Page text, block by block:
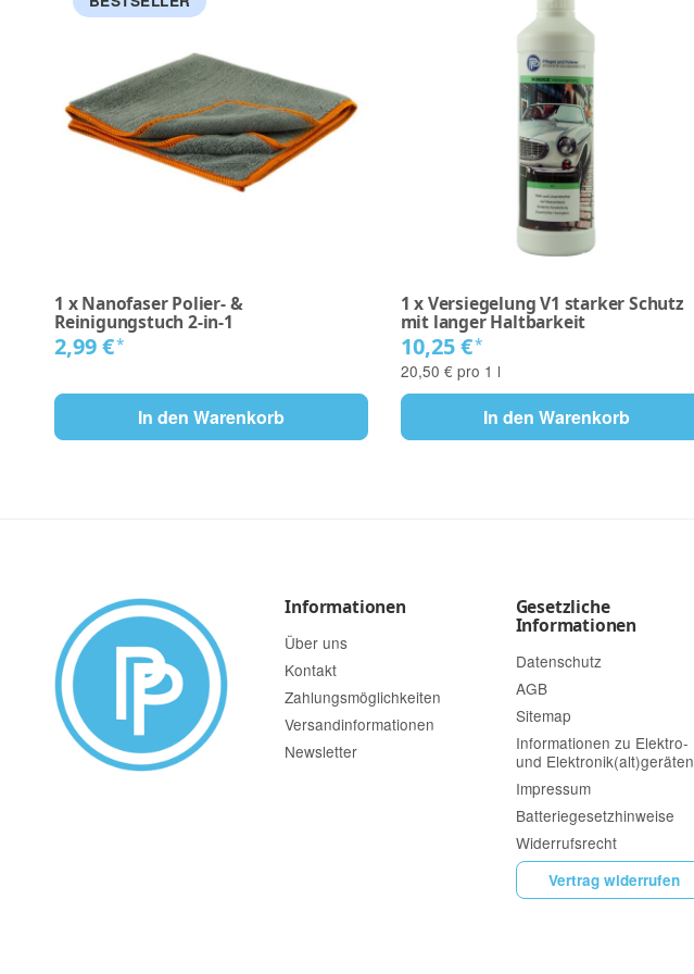
1 x Nanofaser Polier- &
Reinigungstuch 2-in-1
2,99 €*
In den Warenkorb
1 xVersiegelung V1 starker Schutz
mit langer Haltbarkeit
10,25 €*
20,50 € pro 1 l
In den Warenkorb
Informationen
Über uns
Kontakt
Zahlungsmöglichkeiten
Versandinformationen
Newsletter
Gesetzliche
Informationen
Datenschutz
AGB
Sitemap
Informationen zu Elektro-
und Elektronik(alt)geräten
Impressum
Batteriegesetzhinweise
Widerrufsrecht
Vertrag widerrufen